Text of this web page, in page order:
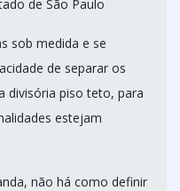
de São Paulo
sob medida e se
de separar os
divisória piso teto, para
estejam
não há como definir